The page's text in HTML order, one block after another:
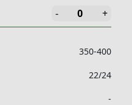
- +
350-400
22/24
-